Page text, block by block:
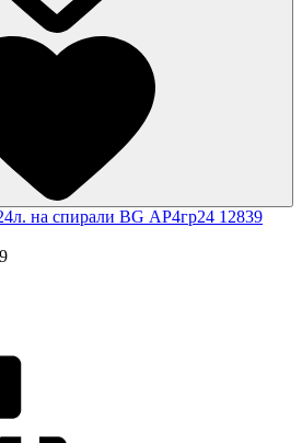
на спирали BG АР4гр24 12839